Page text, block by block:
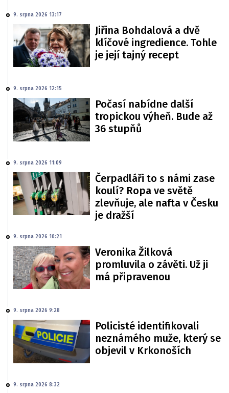
9. srpna 2026 13:17
Jiřina Bohdalová a dvě
klíčové ingredience. Tohle
je její tajný recept
9. srpna 2026 12:15
Počasí nabídne další
tropickou výheň. Bude až
36 stupňů
9. srpna 2026 11:09
Čerpadláři to s námi zase
koulí? Ropa ve světě
zlevňuje, ale nafta v Česku
je dražší
9. srpna 2026 10:21
Veronika Žilková
promluvila o závěti. Už ji
má připravenou
9. srpna 2026 9:28
Policisté identifikovali
neznámého muže, který se
objevil v Krkonoších
9. srpna 2026 8:32